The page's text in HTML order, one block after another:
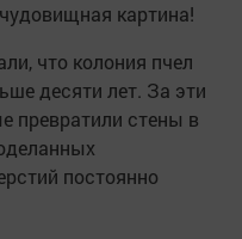
картина!
что колония пчел
десяти лет. За эти
превратили стены в
постоянно